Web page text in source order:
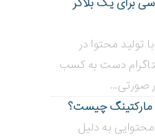
تولید محتوا در
دست به کسب
صورتی...
مارکتینگ چیست؟
محتوایی به دلیل